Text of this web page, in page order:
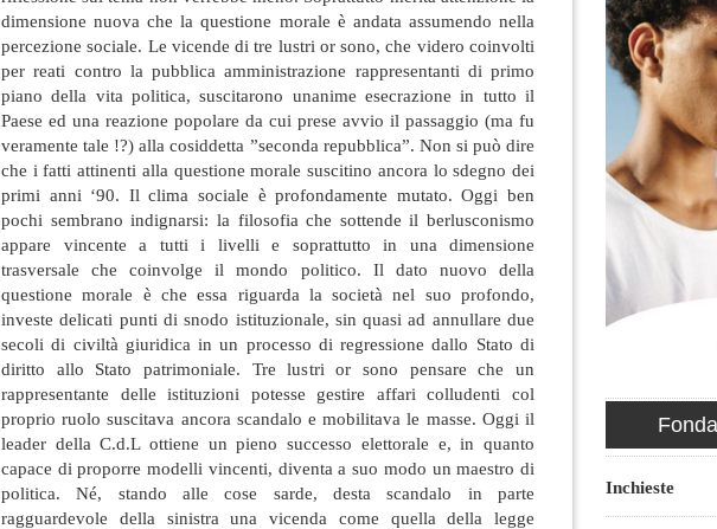
dimensione nuova che la questione morale è andata assumendo nella
percezione sociale. Le vicende di tre lustri or sono, che videro coinvolti
per reati contro la pubblica amministrazione rappresentanti di primo
piano della vita politica, suscitarono unanime esecrazione in tutto il
Paese ed una reazione popolare da cui prese avvio il passaggio (ma fu
veramente tale !?) alla cosiddetta ”seconda repubblica”. Non si può dire
che i fatti attinenti alla questione morale suscitino ancora lo sdegno dei
primi anni ‘90. Il clima sociale è profondamente mutato. Oggi ben
pochi sembrano indignarsi: la filosofia che sottende il berlusconismo
appare vincente a tutti i livelli e soprattutto in una dimensione
trasversale che coinvolge il mondo politico. Il dato nuovo della
questione morale è che essa riguarda la società nel suo profondo,
investe delicati punti di snodo istituzionale, sin quasi ad annullare due
secoli di civiltà giuridica in un processo di regressione dallo Stato di
diritto allo Stato patrimoniale. Tre lustri or sono pensare che un
rappresentante delle istituzioni potesse gestire affari colludenti col
proprio ruolo suscitava ancora scandalo e mobilitava le masse. Oggi il
leader della C.d.L ottiene un pieno successo elettorale e, in quanto
capace di proporre modelli vincenti, diventa a suo modo un maestro di
politica. Né, stando alle cose sarde, desta scandalo in parte
ragguardevole della sinistra una vicenda come quella della legge
Inchieste